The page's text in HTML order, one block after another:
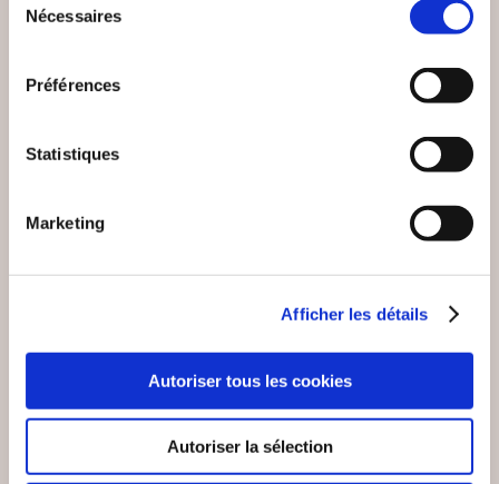
Nécessaires
Préférences
Statistiques
Marketing
Afficher les détails
Autoriser tous les cookies
Autoriser la sélection
GATEAUX SECS
Poésie